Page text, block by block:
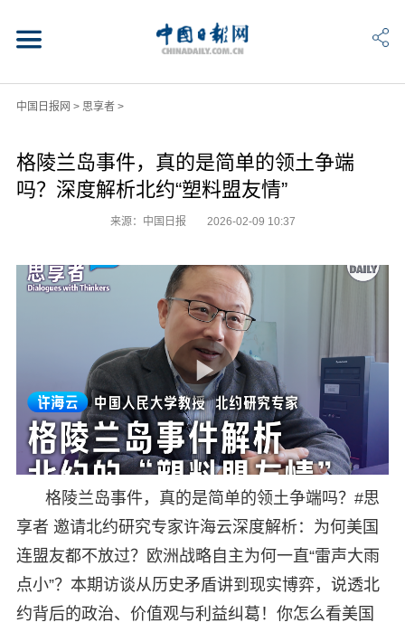
中国日报网 > 思享者>
格陵兰岛事件，真的是简单的领土争端
吗？深度解析北约“塑料盟友情”
来源：中国日报 2026-02-09 10:37
格陵兰岛事件，真的是简单的领土争端吗？#思
享者 邀请北约研究专家许海云深度解析：为何美国
连盟友都不放过？欧洲战略自主为何一直“雷声大雨
点小”？本期访谈从历史矛盾讲到现实博弈，说透北
约背后的政治、价值观与利益纠葛！你怎么看美国